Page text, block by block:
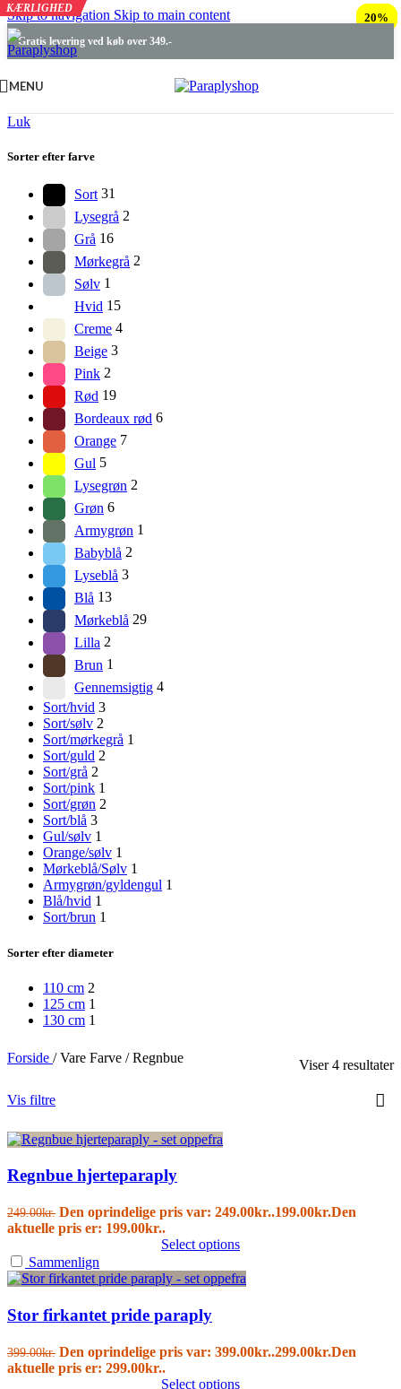
Skip to navigation Skip to main content
Gratis levering ved køb over 349.-
MENU
Luk
Sorter efter farve
Sort 31
Lysegrå 2
Grå 16
Mørkegrå 2
Sølv 1
Hvid 15
Creme 4
Beige 3
Pink 2
Rød 19
Bordeaux rød 6
Orange 7
Gul 5
Lysegrøn 2
Grøn 6
Armygrøn 1
Babyblå 2
Lyseblå 3
Blå 13
Mørkeblå 29
Lilla 2
Brun 1
Gennemsigtig 4
Sort/hvid 3
Sort/sølv 2
Sort/mørkegrå 1
Sort/guld 2
Sort/grå 2
Sort/pink 1
Sort/grøn 2
Sort/blå 3
Gul/sølv 1
Orange/sølv 1
Mørkeblå/Sølv 1
Armygrøn/gyldengul 1
Blå/hvid 1
Sort/brun 1
Sorter efter diameter
110 cm 2
125 cm 1
130 cm 1
Forside / Vare Farve / Regnbue Viser 4 resultater
Vis filtre
KÆRLIGHED
20%
Regnbue hjerteparaply
249.00kr. Den oprindelige pris var: 249.00kr..199.00kr.Den
aktuelle pris er: 199.00kr..
Select options
Sammenlign
KÆRLIGHED
25%
Stor firkantet pride paraply
399.00kr. Den oprindelige pris var: 399.00kr..299.00kr.Den
aktuelle pris er: 299.00kr..
Select options
KÆRLIGHED
20%